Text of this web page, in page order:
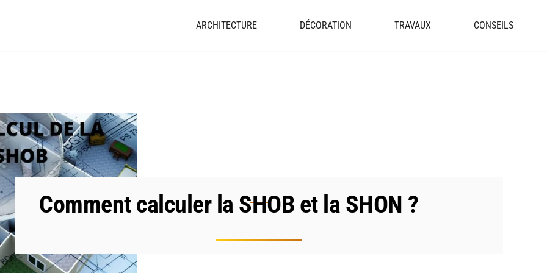
ARCHITECTURE DÉCORATION TRAVAUX CONSEILS
Comment calculer la SHOB et la SHON ?